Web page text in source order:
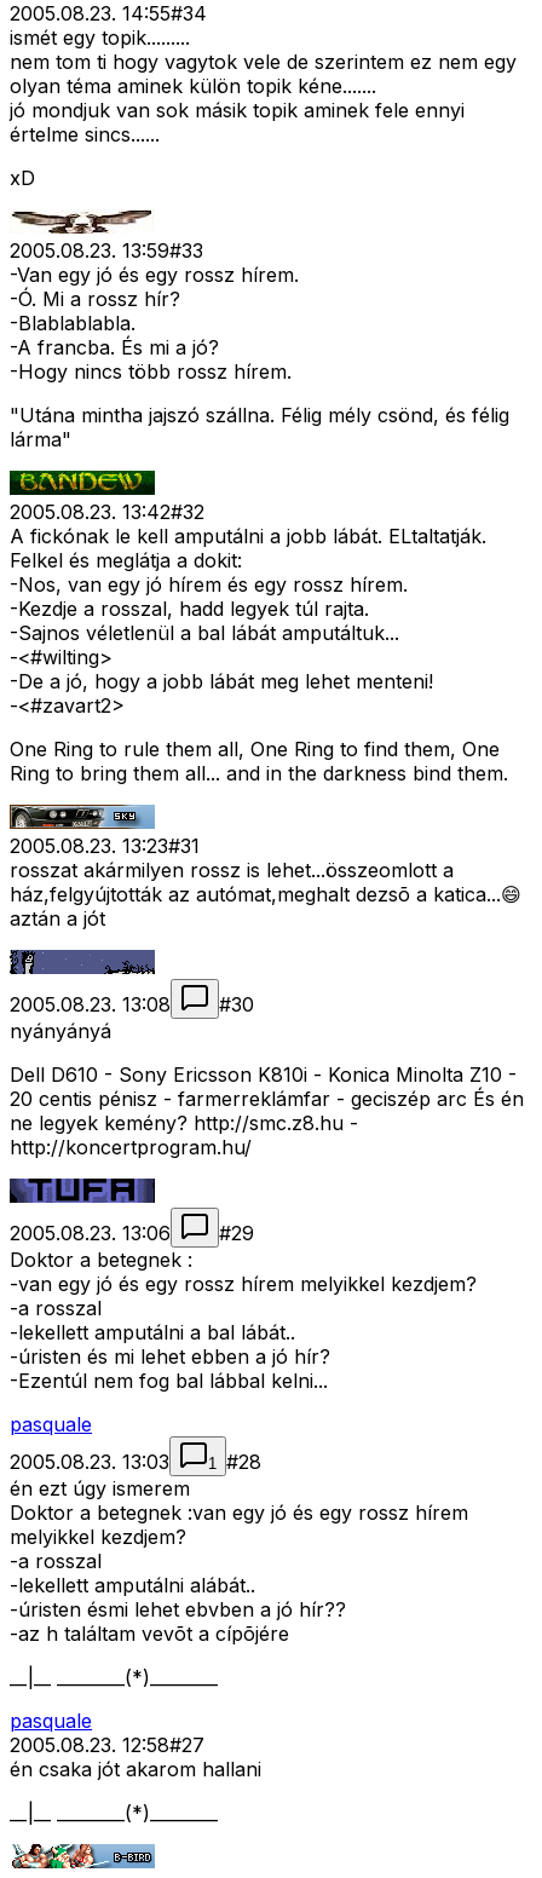
2005.08.23. 14:55#34
ismét egy topik.........
nem tom ti hogy vagytok vele de szerintem ez nem egy
olyan téma aminek külön topik kéne.......
jó mondjuk van sok másik topik aminek fele ennyi
értelme sincs......
xD
2005.08.23. 13:59#33
-Van egy jó és egy rossz hírem.
-Ó. Mi a rossz hír?
-Blablablabla.
-A francba. És mi a jó?
-Hogy nincs több rossz hírem.
"Utána mintha jajszó szállna. Félig mély csönd, és félig
lárma"
2005.08.23. 13:42#32
A fickónak le kell amputálni a jobb lábát. ELtaltatják.
Felkel és meglátja a dokit:
-Nos, van egy jó hírem és egy rossz hírem.
-Kezdje a rosszal, hadd legyek túl rajta.
-Sajnos véletlenül a bal lábát amputáltuk...
-<#wilting>
-De a jó, hogy a jobb lábát meg lehet menteni!
-<#zavart2>
One Ring to rule them all, One Ring to find them, One
Ring to bring them all... and in the darkness bind them.
2005.08.23. 13:23#31
rosszat akármilyen rossz is lehet...összeomlott a
ház,felgyújtották az autómat,meghalt dezsõ a katica...😄
aztán a jót
2005.08.23. 13:08 #30
nyányányá
Dell D610 - Sony Ericsson K810i - Konica Minolta Z10 -
20 centis pénisz - farmerreklámfar - geciszép arc És én
ne legyek kemény? http://smc.z8.hu -
http://koncertprogram.hu/
2005.08.23. 13:06 #29
Doktor a betegnek :
-van egy jó és egy rossz hírem melyikkel kezdjem?
-a rosszal
-lekellett amputálni a bal lábát..
-úristen és mi lehet ebben a jó hír?
-Ezentúl nem fog bal lábbal kelni...
pasquale
2005.08.23. 13:03
1 #28
én ezt úgy ismerem
Doktor a betegnek :van egy jó és egy rossz hírem
melyikkel kezdjem?
-a rosszal
-lekellett amputálni alábát..
-úristen ésmi lehet ebvben a jó hír??
-az h találtam vevõt a cípõjére
__|__ ________(*)________
pasquale
2005.08.23. 12:58#27
én csaka jót akarom hallani
__|__ ________(*)________